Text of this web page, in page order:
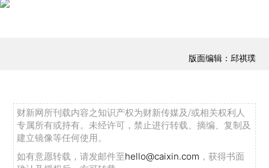
版面编辑：邱祺璞
财新网所刊载内容之知识产权为财新传媒及/或相关权利人
专属所有或持有。未经许可，禁止进行转载、摘编、复制及
建立镜像等任何使用。
如有意愿转载，请发邮件至hello@caixin.com ，获得书面